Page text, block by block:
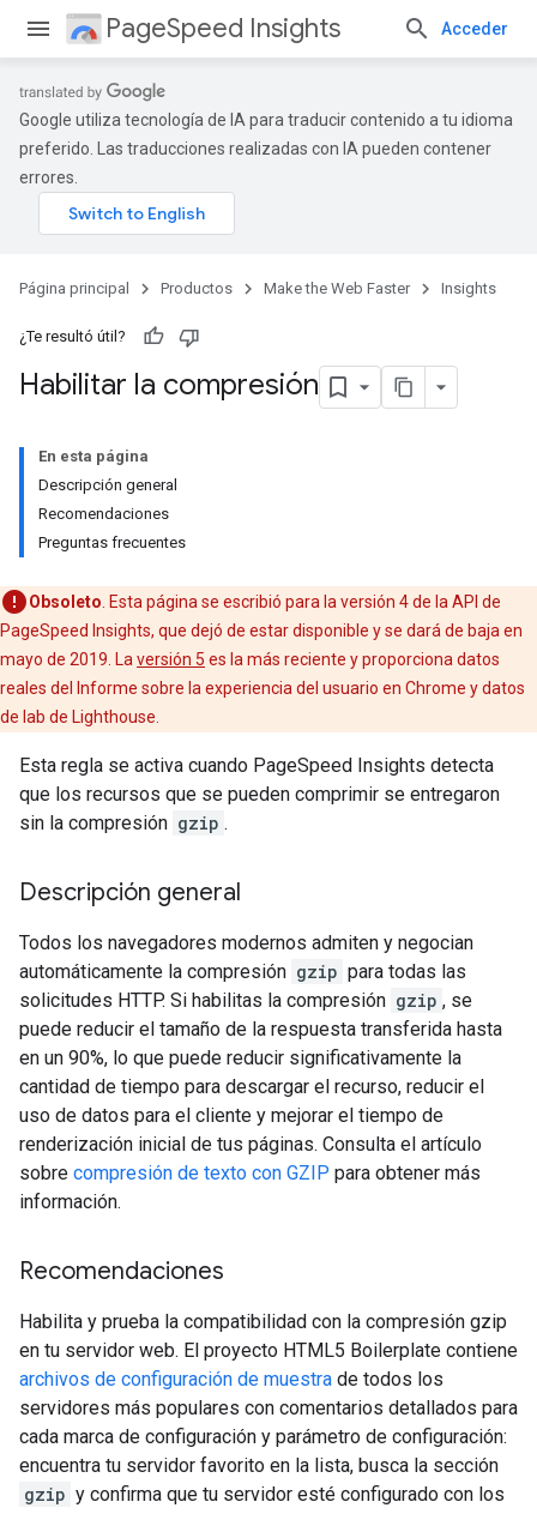
PageSpeed Insights Acceder
Google utiliza tecnología de IA para traducir contenido a tu idioma
preferido. Las traducciones realizadas con IA pueden contener
errores.
Página principal Productos Make the Web Faster Insights
¿Te resultó útil?
Habilitar la compresión
En esta página
Descripción general
Recomendaciones
Preguntas frecuentes
Obsoleto . Esta página se escribió para la versión 4 de la API de
PageSpeed Insights, que dejó de estar disponible y se dará de baja en
mayo de 2019. La versión 5 es la más reciente y proporciona datos
reales del Informe sobre la experiencia del usuario en Chrome y datos
de lab de Lighthouse.
Esta regla se activa cuando PageSpeed Insights detecta
que los recursos que se pueden comprimir se entregaron
sin la compresión gzip .
Descripción general
Todos los navegadores modernos admiten y negocian
automáticamente la compresión gzip para todas las
solicitudes HTTP. Si habilitas la compresión gzip , se
puede reducir el tamaño de la respuesta transferida hasta
en un 90%, lo que puede reducir significativamente la
cantidad de tiempo para descargar el recurso, reducir el
uso de datos para el cliente y mejorar el tiempo de
renderización inicial de tus páginas. Consulta el artículo
sobre compresión de texto con GZIP para obtener más
información.
Recomendaciones
Habilita y prueba la compatibilidad con la compresión gzip
en tu servidor web. El proyecto HTML5 Boilerplate contiene
archivos de configuración de muestra de todos los
servidores más populares con comentarios detallados para
cada marca de configuración y parámetro de configuración:
encuentra tu servidor favorito en la lista, busca la sección
gzip y confirma que tu servidor esté configurado con los